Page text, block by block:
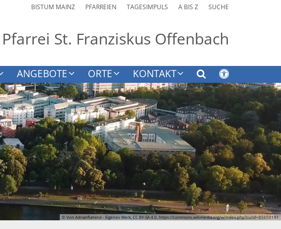
BISTUM MAINZ PFARREIEN TAGESIMPULS A BIS Z SUCHE
Pfarrei St. Franziskus Offenbach
ANGEBOTE ORTE KONTAKT
© Von Adrianflamind - Eigenes Werk, CC BY-SA 4.0, https://commons.wikimedia.org/w/index.php?curid=85650191